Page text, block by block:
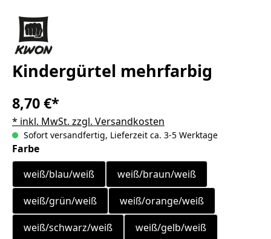
Kindergürtel mehrfarbig
8,70 €*
* inkl. MwSt. zzgl. Versandkosten
Sofort versandfertig, Lieferzeit ca. 3-5 Werktage
Farbeauswählen
weiß/blau/weiß
weiß/braun/weiß
weiß/grün/weiß
weiß/orange/weiß
weiß/schwarz/weiß
weiß/gelb/weiß